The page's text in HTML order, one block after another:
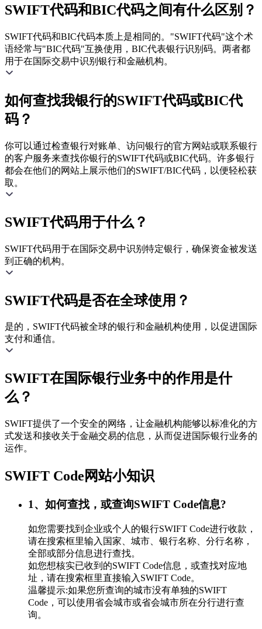
SWIFT代码和BIC代码之间有什么区别？
SWIFT代码和BIC代码本质上是相同的。"SWIFT代码"这个术
语经常与"BIC代码"互换使用，BIC代表银行识别码。两者都
用于在国际交易中识别银行和金融机构。
如何查找我银行的SWIFT代码或BIC代
码？
你可以通过检查银行对账单、访问银行的官方网站或联系银行
的客户服务来查找你银行的SWIFT代码或BIC代码。许多银行
都会在他们的网站上展示他们的SWIFT/BIC代码，以便轻松获
取。
SWIFT代码用于什么？
SWIFT代码用于在国际交易中识别特定银行，确保资金被发送
到正确的机构。
SWIFT代码是否在全球使用？
是的，SWIFT代码被全球的银行和金融机构使用，以促进国际
支付和通信。
SWIFT在国际银行业务中的作用是什
么？
SWIFT提供了一个安全的网络，让金融机构能够以标准化的方
式发送和接收关于金融交易的信息，从而促进国际银行业务的
运作。
SWIFT Code网站小知识
1、如何查找，或查询SWIFT Code信息?
如您需要找到企业或个人的银行SWIFT Code进行收款，
请在搜索框里输入国家、城市、银行名称、分行名称，
全部或部分信息进行查找。
如您想核实已收到的SWIFT Code信息，或查找对应地
址，请在搜索框里直接输入SWIFT Code。
温馨提示:如果您所查询的城市没有单独的SWIFT
Code，可以使用省会城市或省会城市所在分行进行查
询。